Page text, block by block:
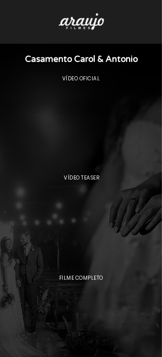
Casamento Carol & Antonio
VÍDEO OFICIAL
VÍDEO TEASER
FILME COMPLETO